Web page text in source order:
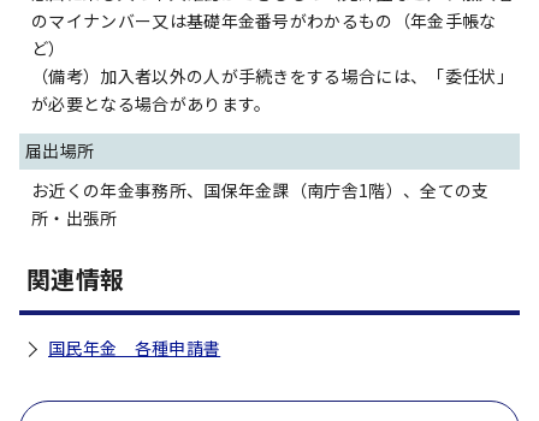
のマイナンバー又は基礎年金番号がわかるもの（年金手帳な
ど）
（備考）加入者以外の人が手続きをする場合には、「委任状」
が必要となる場合があります。
届出場所
お近くの年金事務所、国保年金課（南庁舎1階）、全ての支
所・出張所
関連情報
国民年金 各種申請書